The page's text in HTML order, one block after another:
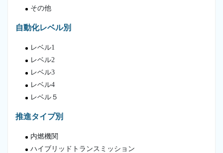
その他
自動化レベル別
レベル1
レベル2
レベル3
レベル4
レベル５
推進タイプ別
内燃機関
ハイブリッドトランスミッション